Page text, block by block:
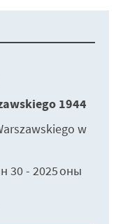
1944
w
30 - 2025 оны